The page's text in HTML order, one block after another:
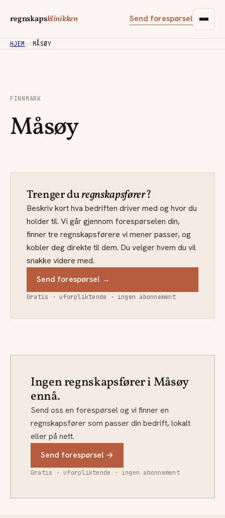
regnskapsklinikken Send forespørsel
HJEM › ›MÅSØY
FINNMARK
Måsøy
Trenger duregnskapsfører?
Beskriv kort hva bedriften driver med og hvor du
holder til. Vi går gjennom forespørselen din,
finner tre regnskapsførere vi mener passer, og
kobler deg direkte til dem. Du velger hvem du vil
snakke videre med.
Send forespørsel →
Gratis · uforpliktende · ingen abonnement
Ingen regnskapsfører i Måsøy
ennå.
Send oss en forespørsel og vi finner en
regnskapsfører som passer din bedrift, lokalt
eller på nett.
Send forespørsel →
Gratis · uforpliktende · ingen abonnement